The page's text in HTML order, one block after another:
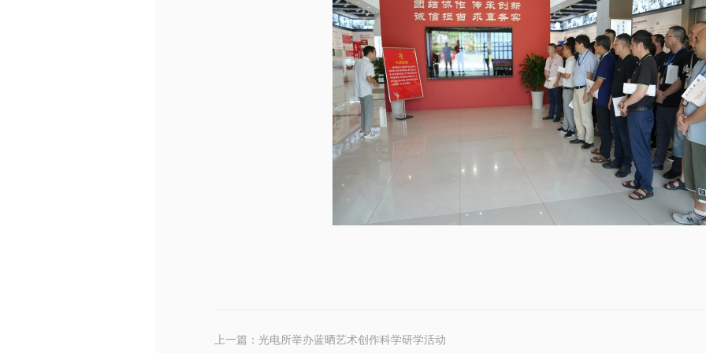
上一篇：光电所举办蓝晒艺术创作科学研学活动